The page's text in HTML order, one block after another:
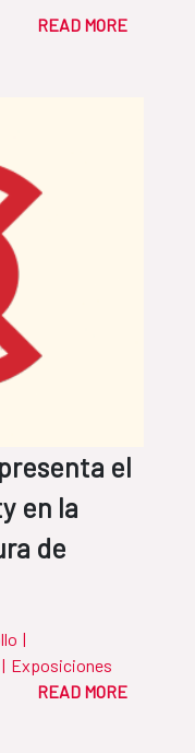
READ MORE
el
en la
de
|
| Exposiciones
READ MORE